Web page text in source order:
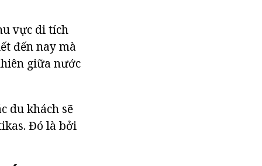
vực di tích
đến nay mà
giữa nước
du khách sẽ
Đó là bởi